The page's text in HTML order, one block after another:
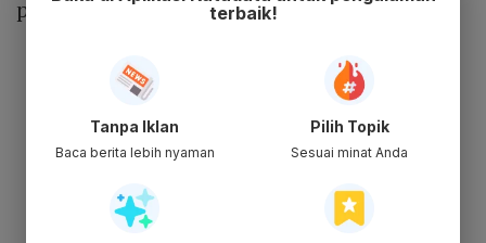
pada grafik.
terbaik!
Tanpa Iklan
Baca berita lebih nyaman
Pilih Topik
Sesuai minat Anda